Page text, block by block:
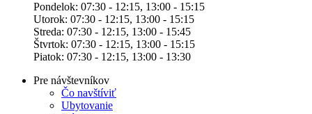
Pondelok: 07:30 - 12:15, 13:00 - 15:15
Utorok: 07:30 - 12:15, 13:00 - 15:15
Streda: 07:30 - 12:15, 13:00 - 15:45
Štvrtok: 07:30 - 12:15, 13:00 - 15:15
Piatok: 07:30 - 12:15, 13:00 - 13:30
Pre návštevníkov
Čo navštíviť
Ubytovanie